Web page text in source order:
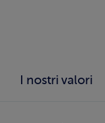
I nostri valori